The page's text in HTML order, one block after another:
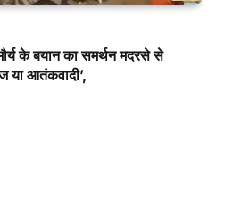
के बयान का समर्थन मदरसे से
या आतंकवादी’,